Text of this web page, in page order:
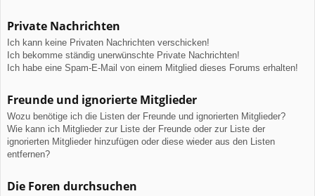
Private Nachrichten
Ich kann keine Privaten Nachrichten verschicken!
Ich bekomme ständig unerwünschte Private Nachrichten!
Ich habe eine Spam-E-Mail von einem Mitglied dieses Forums erhalten!
Freunde und ignorierte Mitglieder
Wozu benötige ich die Listen der Freunde und ignorierten Mitglieder?
Wie kann ich Mitglieder zur Liste der Freunde oder zur Liste der
ignorierten Mitglieder hinzufügen oder diese wieder aus den Listen
entfernen?
Die Foren durchsuchen